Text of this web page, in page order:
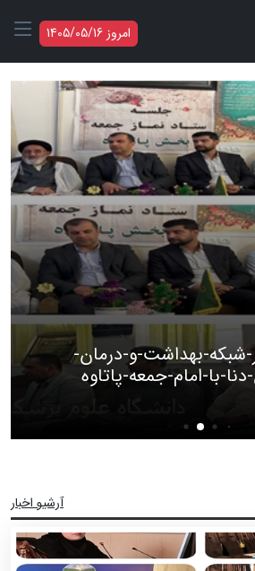
امروز 1405/05/16
شبکه-بهداشت-و-درمان-
با-امام-جمعه-پاتاوه
آرشیو اخبار